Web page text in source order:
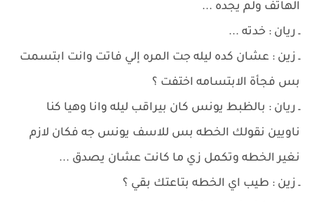
الهاتف ولم يجده ...
ـ ريان : خدته ...
ـ زين : عشان كده ليله جت المره إلي فاتت وانت ابتسمت
بس فجأة الابتسامه اختفت ؟
ـ ريان : بالظبط يونس كان بيراقب ليله وانا وهيا كنا
ناويين نقولك الخطه بس للاسف يونس جه فكان لازم
نغير الخطه وتكمل زي ما كانت عشان يصدق ...
ـ زين : طيب اي الخطه بتاعتك بقي ؟